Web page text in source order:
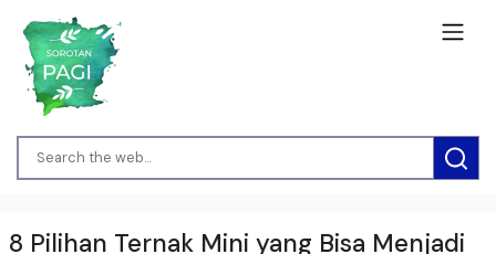
8 Pilihan Ternak Mini yang Bisa Menjadi